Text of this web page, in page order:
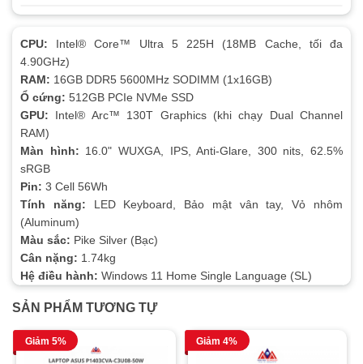
CPU: Intel® Core™ Ultra 5 225H (18MB Cache, tối đa
4.90GHz)
RAM: 16GB DDR5 5600MHz SODIMM (1x16GB)
Ổ cứng: 512GB PCIe NVMe SSD
GPU: Intel® Arc™ 130T Graphics (khi chạy Dual Channel
RAM)
Màn hình: 16.0" WUXGA, IPS, Anti-Glare, 300 nits, 62.5%
sRGB
Pin: 3 Cell 56Wh
Tính năng: LED Keyboard, Bảo mật vân tay, Vỏ nhôm
(Aluminum)
Màu sắc: Pike Silver (Bạc)
Cân nặng: 1.74kg
Hệ điều hành: Windows 11 Home Single Language (SL)
SẢN PHẨM TƯƠNG TỰ
Giảm 5% Giảm 4%